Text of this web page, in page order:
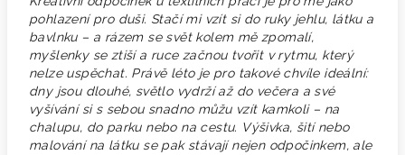
pohlazení pro duši. Stačí mi vzít si do ruky jehlu, látku a
bavlnku – a rázem se svět kolem mě zpomalí,
myšlenky se ztiší a ruce začnou tvořit v rytmu, který
nelze uspěchat. Právě léto je pro takové chvíle ideální:
dny jsou dlouhé, světlo vydrží až do večera a své
vyšívání si s sebou snadno můžu vzít kamkoli – na
chalupu, do parku nebo na cestu. Výšivka, šití nebo
malování na látku se pak stávají nejen odpočinkem, ale